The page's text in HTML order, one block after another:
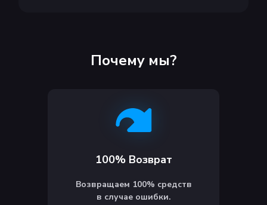
Почему мы?
100% Возврат
Возвращаем 100% средств
в случае ошибки.